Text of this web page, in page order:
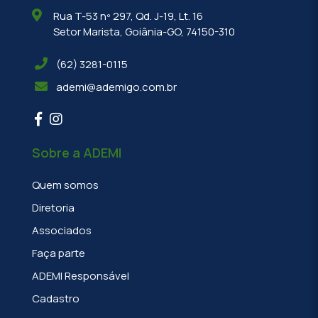
Rua T-53 nº 297, Qd. J-19, Lt. 16
Setor Marista, Goiânia-GO, 74150-310
(62) 3281-0115
ademi@ademigo.com.br
Sobre a ADEMI
Quem somos
Diretoria
Associados
Faça parte
ADEMI Responsável
Cadastro